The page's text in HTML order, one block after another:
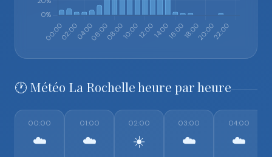
🕐 Météo La Rochelle heure par heure
00:00
☁️
01:00
☁️
02:00
☀️
03:00
☁️
04:00
☁️